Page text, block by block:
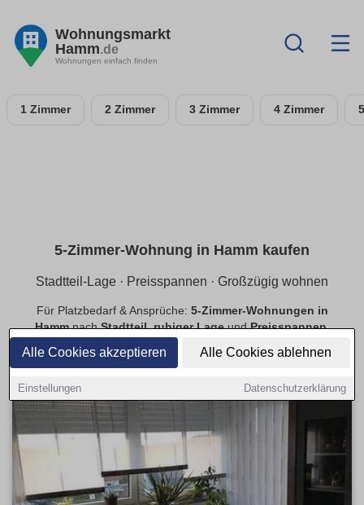
Alle Cookies akzeptieren Alle Cookies ablehnen
Einstellungen Datenschutzerklärung
Wohnungsmarkt
Hamm.de
Wohnungen einfach finden
1 Zimmer 2 Zimmer 3 Zimmer 4 Zimmer
5-Zimmer-Wohnung in Hamm kaufen
Stadtteil-Lage · Preisspannen · Großzügig wohnen
Für Platzbedarf & Ansprüche: 5-Zimmer-Wohnungen in
HammnachStadtteil,ruhiger LageundPreisspannen.
Angebote mit passender Ausstattung.